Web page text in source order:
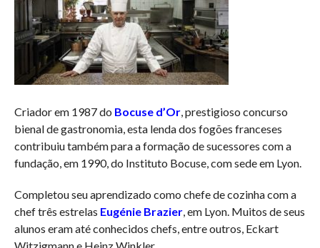
Criador em 1987 do Bocuse d’Or, prestigioso concurso
bienal de gastronomia, esta lenda dos fogões franceses
contribuiu também para a formação de sucessores com a
fundação, em 1990, do Instituto Bocuse, com sede em Lyon.
Completou seu aprendizado como chefe de cozinha com a
chef três estrelas Eugénie Brazier, em Lyon. Muitos de seus
alunos eram até conhecidos chefs, entre outros, Eckart